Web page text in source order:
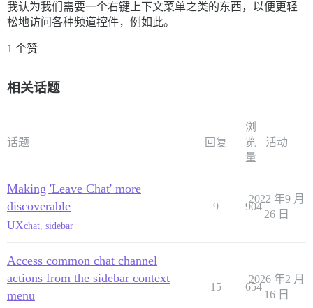
我认为我们需要一个右键上下文菜单之类的东西，以便更轻
松地访问各种频道控件，例如此。
1 个赞
相关话题
话题 回复
浏
览
量
活动
Making 'Leave Chat' more
discoverable
UXchat sidebar
9 904
2022 年9 月
26 日
Access common chat channel
actions from the sidebar context
menu
15 654
2026 年2 月
16 日